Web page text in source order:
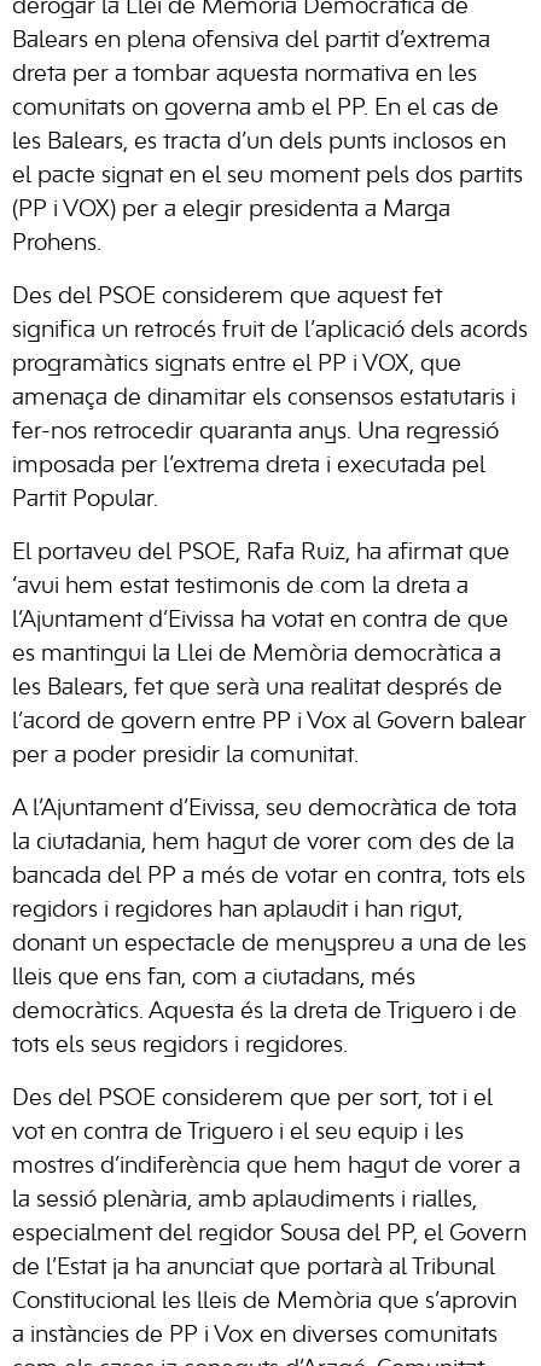
derogar la Llei de Memòria Democràtica de
Balears en plena ofensiva del partit d’extrema
dreta per a tombar aquesta normativa en les
comunitats on governa amb el PP. En el cas de
les Balears, es tracta d’un dels punts inclosos en
el pacte signat en el seu moment pels dos partits
(PP i VOX) per a elegir presidenta a Marga
Prohens.
Des del PSOE considerem que aquest fet
significa un retrocés fruit de l’aplicació dels acords
programàtics signats entre el PP i VOX, que
amenaça de dinamitar els consensos estatutaris i
fer-nos retrocedir quaranta anys. Una regressió
imposada per l’extrema dreta i executada pel
Partit Popular.
El portaveu del PSOE, Rafa Ruiz, ha afirmat que
‘avui hem estat testimonis de com la dreta a
l’Ajuntament d’Eivissa ha votat en contra de que
es mantingui la Llei de Memòria democràtica a
les Balears, fet que serà una realitat després de
l’acord de govern entre PP i Vox al Govern balear
per a poder presidir la comunitat.
A l’Ajuntament d’Eivissa, seu democràtica de tota
la ciutadania, hem hagut de vorer com des de la
bancada del PP a més de votar en contra, tots els
regidors i regidores han aplaudit i han rigut,
donant un espectacle de menyspreu a una de les
lleis que ens fan, com a ciutadans, més
democràtics. Aquesta és la dreta de Triguero i de
tots els seus regidors i regidores.
Des del PSOE considerem que per sort, tot i el
vot en contra de Triguero i el seu equip i les
mostres d’indiferència que hem hagut de vorer a
la sessió plenària, amb aplaudiments i rialles,
especialment del regidor Sousa del PP, el Govern
de l’Estat ja ha anunciat que portarà al Tribunal
Constitucional les lleis de Memòria que s’aprovin
a instàncies de PP i Vox en diverses comunitats